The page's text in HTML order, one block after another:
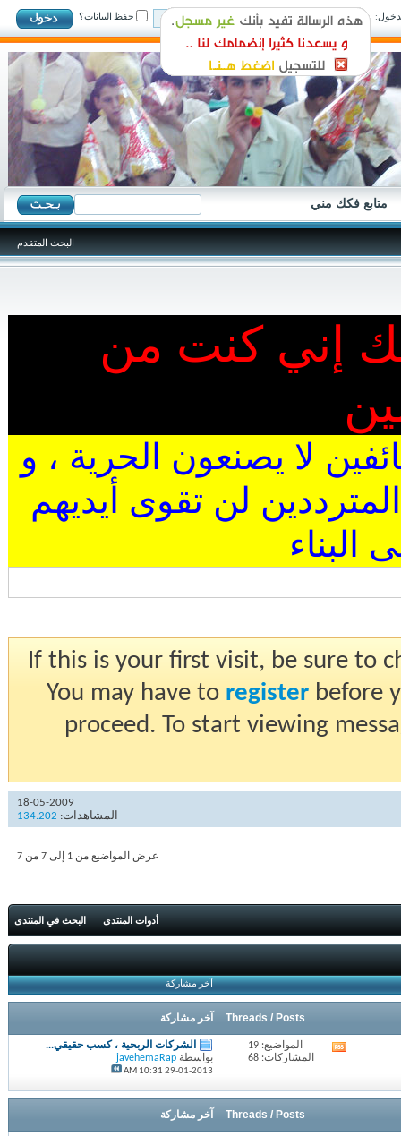
حفظ البيانات؟
متابع فكك مني
البحث المتقدم
إني كنت من
لا يصنعون الحرية ، و
لن تقوى أيديهم
If this is your first visit, be sure to
You may have toregisterbefore
proceed. To start viewing
18-05-2009
المشاهدات: 134.202
عرض المواضيع من 1 إلى 7 من 7
أدوات المنتدى البحث في المنتدى
آخر مشاركة
Threads / Posts آخر مشاركة
مشاهدة
تغذيات
المنتدى
المواضيع: 19
المشاركات: 68
الشركات الربحية ، كسب حقيقي...
بواسطةjavehemaRap
29-01-2013
10:31 AM
Threads / Posts آخر مشاركة